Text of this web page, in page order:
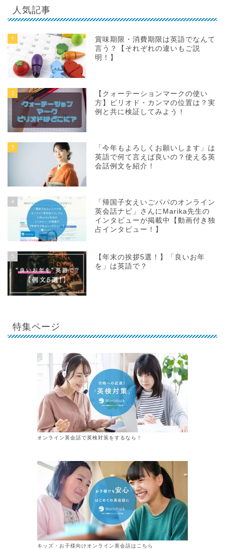
人気記事
1
賞味期限・消費期限は英語でなんて
言う？【それぞれの違いもご説
明！】
2
【クォーテーションマークの使い
方】ピリオド・カンマの位置は？実
例と共に検証してみよう！
3
「今年もよろしくお願いします」は
英語で何て言えば良いの？使える英
会話例文を紹介！
4
「帰国子女えいごパパのオンライン
英会話ナビ」さんにMarika先生の
インタビューが掲載中【動画付き独
占インタビュー！】
5
【年末の挨拶5選！】「良いお年
を」は英語で？
特集ページ
オンライン英会話で英検対策をするなら！
キッズ・お子様向けオンライン英会話はこちら